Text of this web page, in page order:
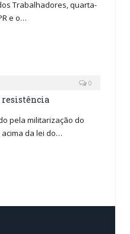
Trabalhadores, quarta-
e o…
0
resistência
pela militarização do
da lei do…